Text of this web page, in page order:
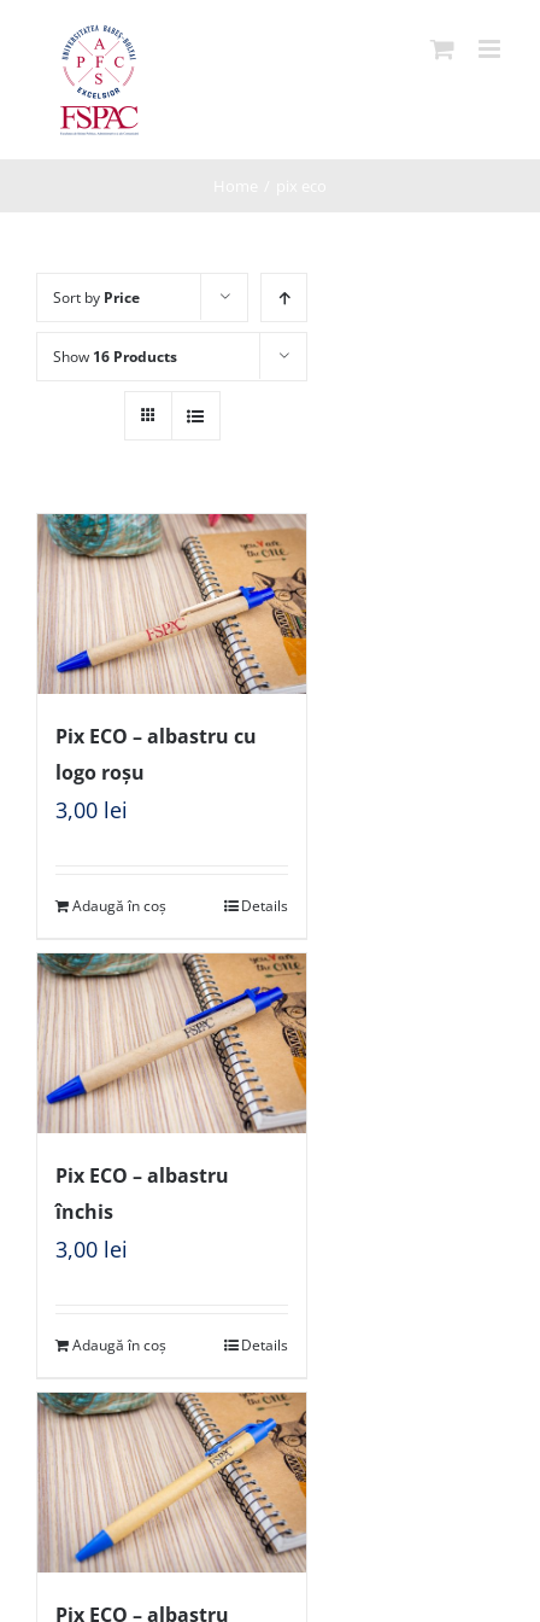
Sort by Price
Show 16 Products
Pix ECO – albastru cu
logo roșu
3,00 lei
Adaugă în coș Details
Pix ECO – albastru
închis
3,00 lei
Adaugă în coș Details
Pix ECO – albastru